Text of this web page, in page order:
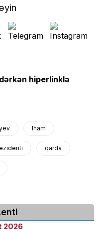
hiperlinklə
lham
qarda
2026